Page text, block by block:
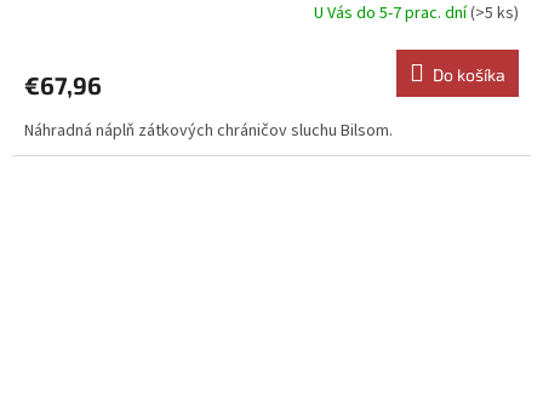
U Vás do 5-7 prac. dní(>5 ks)
€67,96 Do košíka
Náhradná náplň zátkových chráničov sluchu Bilsom.